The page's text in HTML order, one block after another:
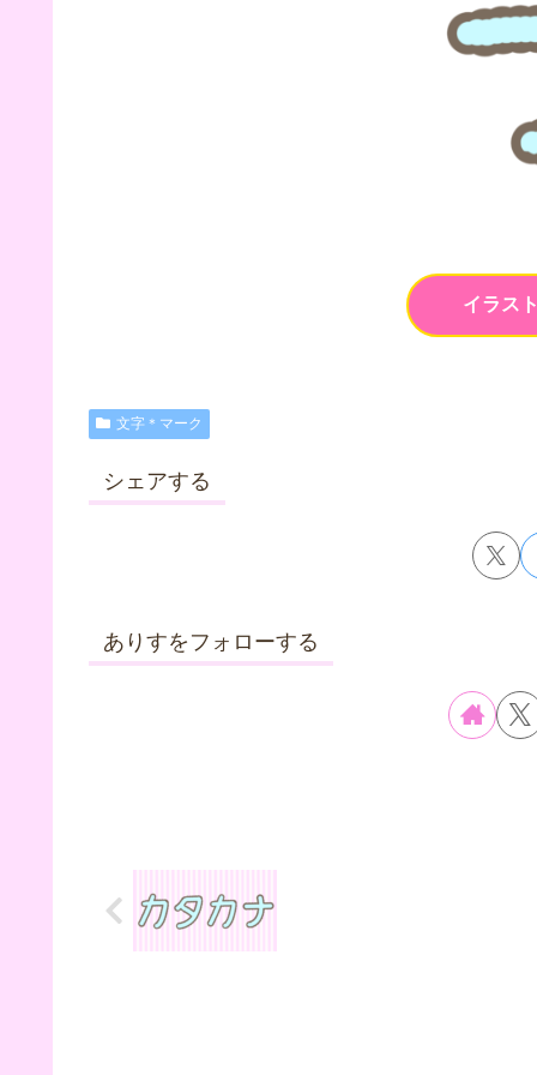
イラス
文字＊マーク
シェアする
ありすをフォローする